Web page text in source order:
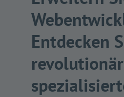
Entdecken